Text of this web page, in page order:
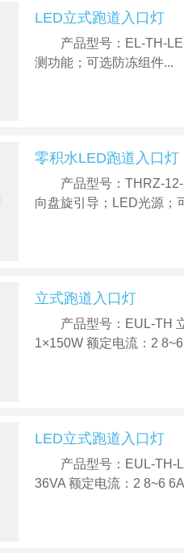
LED立式跑道入口灯
产品型号：EL-TH-
测功能；可选防冻组件...
零积水LED跑道入口灯
产品型号：THRZ-
向盘旋引导；LED光源；
立式跑道入口灯
产品型号：EUL-TH
1×150W 额定电流：2
LED立式跑道入口灯
产品型号：EUL-TH-
36VA 额定电流：2 8~6